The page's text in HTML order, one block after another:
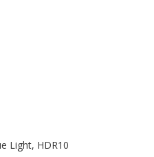
Light, HDR10